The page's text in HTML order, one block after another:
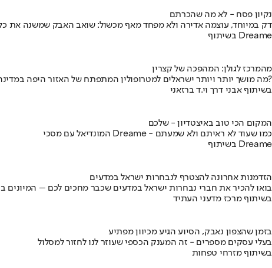
נקיון פסח - לא מה שהכרתם
דק במיוחד, עוצמה אדירה ולא מפחד מאף מכשול: שואב האבק שמשנה את
בשיתוף Dreame
מהמרכז לגולן: המהפכה של קצרין
מה מושך יותר ויותר ישראלים למטרופולין המתפתח של האזור היפה במדינה?
בשיתוף אבני דרך וי.ד ברזאני
המקום הכי טוב באיצטדיון - שלכם
המונדיאל עם מסכי Dreame - כמו שעוד לא ראיתם ולא שמעתם
בשיתוף Dreame
הזדמנות אחרונה להצטרף לנבחרות ישראל במדעים
בואו להכיר את חברי נבחרות ישראל במדעים שכבר מחכים לכם – המיונים
בשיתוף מרכז מדעני העתיד
בזמן שהצפון נאבק, הסיוע הגיע מכיוון מפתיע
בעלי עסקים מספרים - זה המענק הכספי שעוזר לנו לחזור למסלול
בשיתוף מזרחי טפחות